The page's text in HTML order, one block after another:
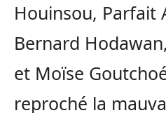
Houinsou, Parfait
Bernard
et Moïse
reproché la